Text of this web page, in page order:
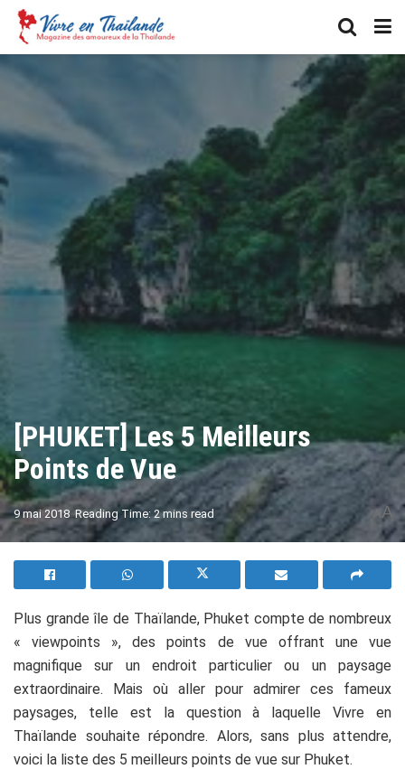
[PHUKET] Les 5 Meilleurs
Points de Vue
9 mai 2018 Reading Time: 2 mins read A A
Plus grande île de Thaïlande, Phuket compte de nombreux
« viewpoints », des points de vue offrant une vue
magnifique sur un endroit particulier ou un paysage
extraordinaire. Mais où aller pour admirer ces fameux
paysages, telle est la question à laquelle Vivre en
Thaïlande souhaite répondre. Alors, sans plus attendre,
voici la liste des 5 meilleurs points de vue sur Phuket.